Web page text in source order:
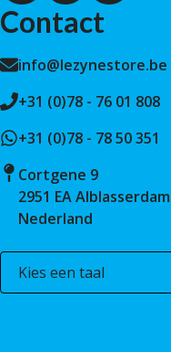
Contact
info@lezynestore.be
+31 (0)78 - 76 01 808
+31 (0)78 - 78 50 351
Cortgene 9
2951 EA Alblasserdam
Nederland